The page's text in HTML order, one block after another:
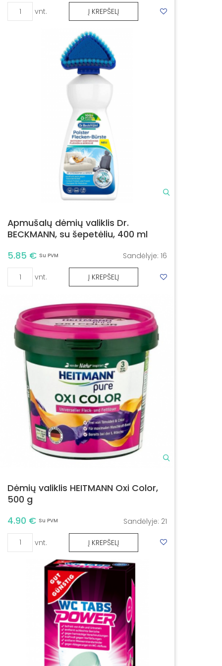
vnt. Į KREPŠELĮ
Apmušalų dėmių valiklis Dr.
BECKMANN, su šepetėliu, 400 ml
5.85 € Su PVM Sandėlyje: 16
vnt. Į KREPŠELĮ
Dėmių valiklis HEITMANN Oxi Color,
500 g
4.90 € Su PVM Sandėlyje: 21
vnt. Į KREPŠELĮ